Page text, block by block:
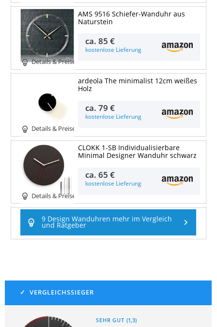
Details & Preise
AMS 9516 Schiefer-Wanduhr aus
Naturstein
ca.85 €
kostenlose Lieferung
Details & Preise
ardeola The minimalist 12cm weißes
Holz
ca.79 €
kostenlose Lieferung
Details & Preise
CLOKK 1-SB Individualisierbare
Minimal Designer Wanduhr schwarz
ca.65 €
kostenlose Lieferung
9 Design Wanduhren mehr im Vergleich
und Ratgeber
SEHR GUT (1,3)